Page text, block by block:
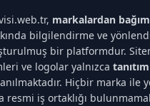
markalardan
bilgilendirme ve
bir platformdur.
ve logolar yalnızca
Hiçbir marka
resmi iş ortaklığı